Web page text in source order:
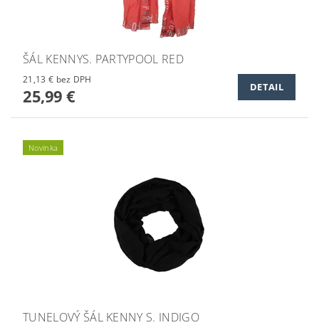
ŠÁL KENNYS. PARTYPOOL RED
21,13 € bez DPH
25,99 € DETAIL
Novinka
TUNELOVÝ ŠÁL KENNY S. INDIGO